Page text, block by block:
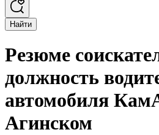
Найти
Резюме
должность
автомобиля
Агинском